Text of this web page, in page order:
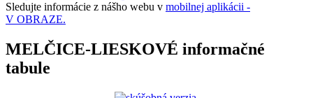
Sledujte informácie z nášho webu v mobilnej aplikácii -
V OBRAZE.
MELČICE-LIESKOVÉ informačné
tabule